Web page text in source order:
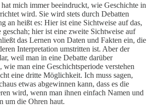
mich immer beeindruckt, wie Geschichte in
wird. Sie wird stets durch Debatten
an heißt es: Hier ist eine Sichtweise auf das,
geschah; hier ist eine zweite Sichtweise auf
das Lernen von Daten und Fakten ein, die
Interpretation umstritten ist. Aber der
weil man in eine Debatte darüber
man eine Geschichtsperiode verstehen
eine dritte Möglichkeit. Ich muss sagen,
etwas abgewinnen kann, dass es die
wird, wenn man ihnen einfach Namen und
um die Ohren haut.